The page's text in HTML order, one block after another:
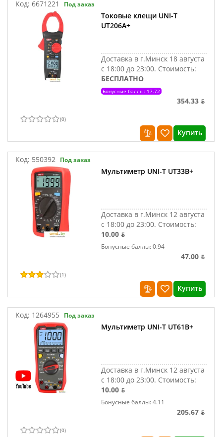
Код: 6671221 Под заказ
Токовые клещи UNI-T
UT206A+
Доставка в г.Минск 18 августа
с 18:00 до 23:00. Стоимость:
БЕСПЛАТНО
Бонусные баллы: 17.72
354.33 ƃ
(0)
Купить
Код: 550392 Под заказ
Мультиметр UNI-T UT33B+
Доставка в г.Минск 12 августа
с 18:00 до 23:00. Стоимость:
10.00 ƃ
Бонусные баллы: 0.94
47.00 ƃ
(1)
Купить
Код: 1264955 Под заказ
Мультиметр UNI-T UT61B+
Доставка в г.Минск 12 августа
с 18:00 до 23:00. Стоимость:
10.00 ƃ
Бонусные баллы: 4.11
205.67 ƃ
(0)